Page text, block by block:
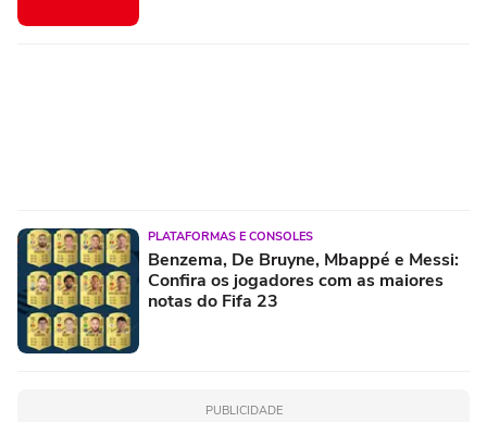
PLATAFORMAS E CONSOLES
Benzema, De Bruyne, Mbappé e Messi:
Confira os jogadores com as maiores
notas do Fifa 23
PUBLICIDADE